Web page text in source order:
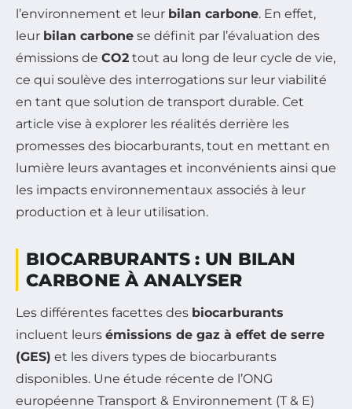
l’environnement et leur bilan carbone. En effet,
leur bilan carbone se définit par l’évaluation des
émissions de CO2 tout au long de leur cycle de vie,
ce qui soulève des interrogations sur leur viabilité
en tant que solution de transport durable. Cet
article vise à explorer les réalités derrière les
promesses des biocarburants, tout en mettant en
lumière leurs avantages et inconvénients ainsi que
les impacts environnementaux associés à leur
production et à leur utilisation.
BIOCARBURANTS : UN BILAN
CARBONE À ANALYSER
Les différentes facettes des biocarburants
incluent leurs émissions de gaz à effet de serre
(GES) et les divers types de biocarburants
disponibles. Une étude récente de l’ONG
européenne Transport & Environnement (T & E)